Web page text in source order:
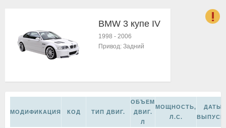
BMW 3 купе IV
1998 - 2006
Привод: Задний
МОДИФИКАЦИЯ КОД ТИП ДВИГ.
ОБЪЕМ
ДВИГ.
Л
МОЩНОСТЬ,
Л.С.
ДАТЫ